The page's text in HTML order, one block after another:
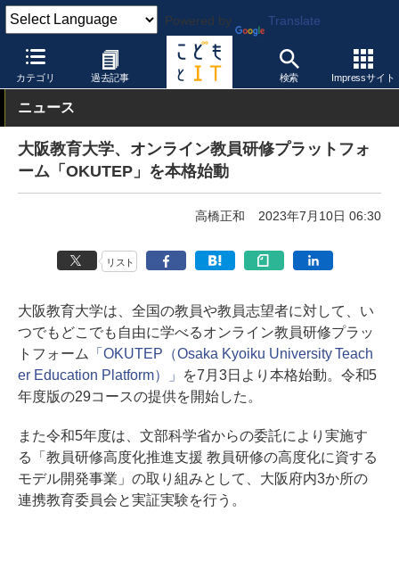
Powered by Translate
カテゴリ 過去記事 検索 Impressサイト
こどもとIT 製品・サービス
ニュース
大阪教育大学、オンライン教員研修プラットフォ
ーム「OKUTEP」を本格始動
高橋正和 2023年7月10日 06:30
リスト
大阪教育大学は、全国の教員や教員志望者に対して、い
つでもどこでも自由に学べるオンライン教員研修プラッ
トフォーム
「OKUTEP（Osaka Kyoiku University Teach
er Education Platform）」
を7月3日より本格始動。令和5
年度版の29コースの提供を開始した。
また令和5年度は、文部科学省からの委託により実施す
る「教員研修高度化推進支援 教員研修の高度化に資する
モデル開発事業」の取り組みとして、大阪府内3か所の
連携教育委員会と実証実験を行う。